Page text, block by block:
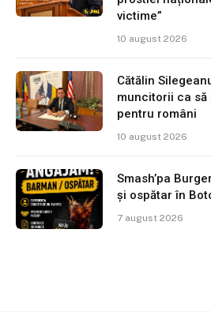
victime”
10 august 2026
Cătălin
muncitorii ca să
pentru români
10 august 2026
Smash’pa
și ospătar în
7 august 2026